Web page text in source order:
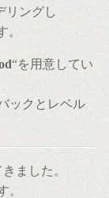
リングし
。
“を用意してい
ックとレベル
ました。
。